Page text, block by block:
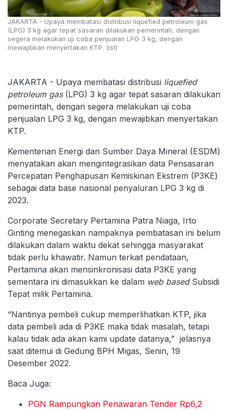
JAKARTA - Upaya membatasi distribusi liquefied petroleum gas
(LPG) 3 kg agar tepat sasaran dilakukan pemerintah, dengan
segera melakukan uji coba penjualan LPG 3 kg, dengan
mewajibkan menyertakan KTP. (ist)
JAKARTA - Upaya membatasi distribusi liquefied
petroleum gas(LPG) 3 kg agar tepat sasaran dilakukan
pemerintah, dengan segera melakukan uji coba
penjualan LPG 3 kg, dengan mewajibkan menyertakan
KTP.
Kementerian Energi dan Sumber Daya Mineral (ESDM)
menyatakan akan mengintegrasikan data Pensasaran
Percepatan Penghapusan Kemiskinan Ekstrem (P3KE)
sebagai data base nasional penyaluran LPG 3 kg di
2023.
Corporate Secretary Pertamina Patra Niaga, Irto
Ginting menegaskan nampaknya pembatasan ini belum
dilakukan dalam waktu dekat sehingga masyarakat
tidak perlu khawatir. Namun terkait pendataan,
Pertamina akan mensinkronisasi data P3KE yang
sementara ini dimasukkan ke dalam web basedSubsidi
Tepat milik Pertamina.
“Nantinya pembeli cukup memperlihatkan KTP, jika
data pembeli ada di P3KE maka tidak masalah, tetapi
kalau tidak ada akan kami update datanya,” jelasnya
saat ditemui di Gedung BPH Migas, Senin, 19
Desember 2022.
Baca Juga:
PGN Rampungkan Penawaran Tender Rp6,2